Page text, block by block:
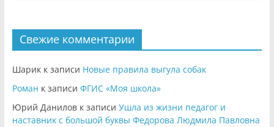
Свежие комментарии
Шарикк записи Новые правила выгула собак
Роман к записи ФГИС «Моя школа»
Юрий Даниловк записи Ушла из жизни педагог и
наставник с большой буквы Федорова Людмила Павловна